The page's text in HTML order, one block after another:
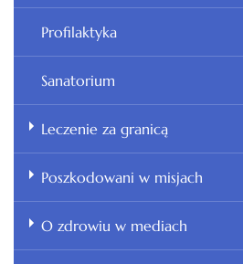
Profilaktyka
Sanatorium
Leczenie za granicą
Poszkodowani w misjach
O zdrowiu w mediach